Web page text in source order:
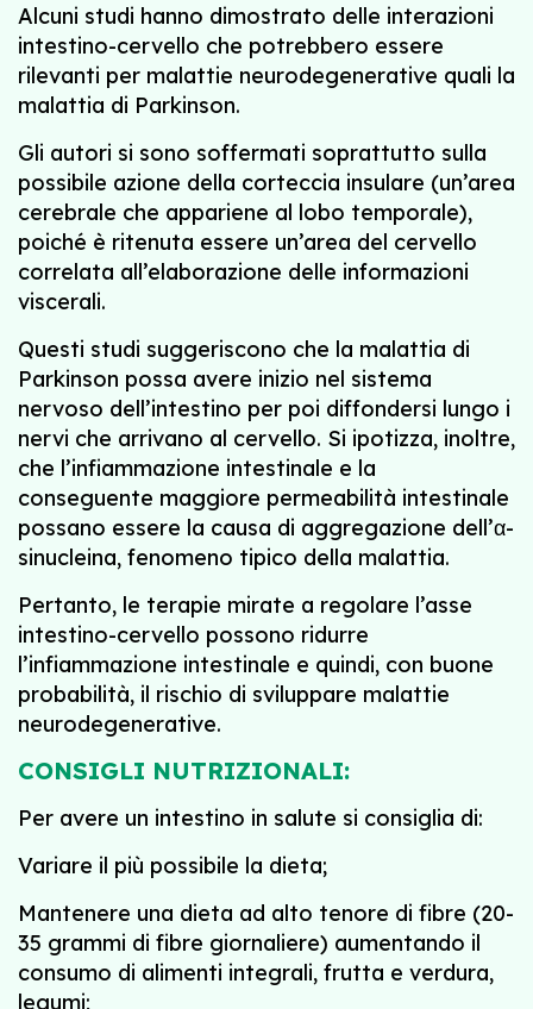
Alcuni studi hanno dimostrato delle interazioni
intestino-cervello che potrebbero essere
rilevanti per malattie neurodegenerative quali la
malattia di Parkinson.
Gli autori si sono soffermati soprattutto sulla
possibile azione della corteccia insulare (un’area
cerebrale che appariene al lobo temporale),
poiché è ritenuta essere un’area del cervello
correlata all’elaborazione delle informazioni
viscerali.
Questi studi suggeriscono che la malattia di
Parkinson possa avere inizio nel sistema
nervoso dell’intestino per poi diffondersi lungo i
nervi che arrivano al cervello. Si ipotizza, inoltre,
che l’infiammazione intestinale e la
conseguente maggiore permeabilità intestinale
possano essere la causa di aggregazione dell’α-
sinucleina, fenomeno tipico della malattia.
Pertanto, le terapie mirate a regolare l’asse
intestino-cervello possono ridurre
l’infiammazione intestinale e quindi, con buone
probabilità, il rischio di sviluppare malattie
neurodegenerative.
CONSIGLI NUTRIZIONALI:
Per avere un intestino in salute si consiglia di:
Variare il più possibile la dieta;
Mantenere una dieta ad alto tenore di fibre (20-
35 grammi di fibre giornaliere) aumentando il
consumo di alimenti integrali, frutta e verdura,
legumi;